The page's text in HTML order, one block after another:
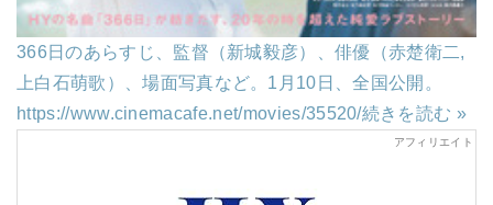
366日のあらすじ、監督（新城毅彦）、俳優（赤楚衛二,
上白石萌歌）、場面写真など。1月10日、全国公開。
https://www.cinemacafe.net/movies/35520/続きを読む »